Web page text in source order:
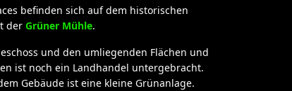
befinden sich auf dem historischen
der Grüner Mühle.
und den umliegenden Flächen und
ist noch ein Landhandel untergebracht.
Gebäude ist eine kleine Grünanlage.